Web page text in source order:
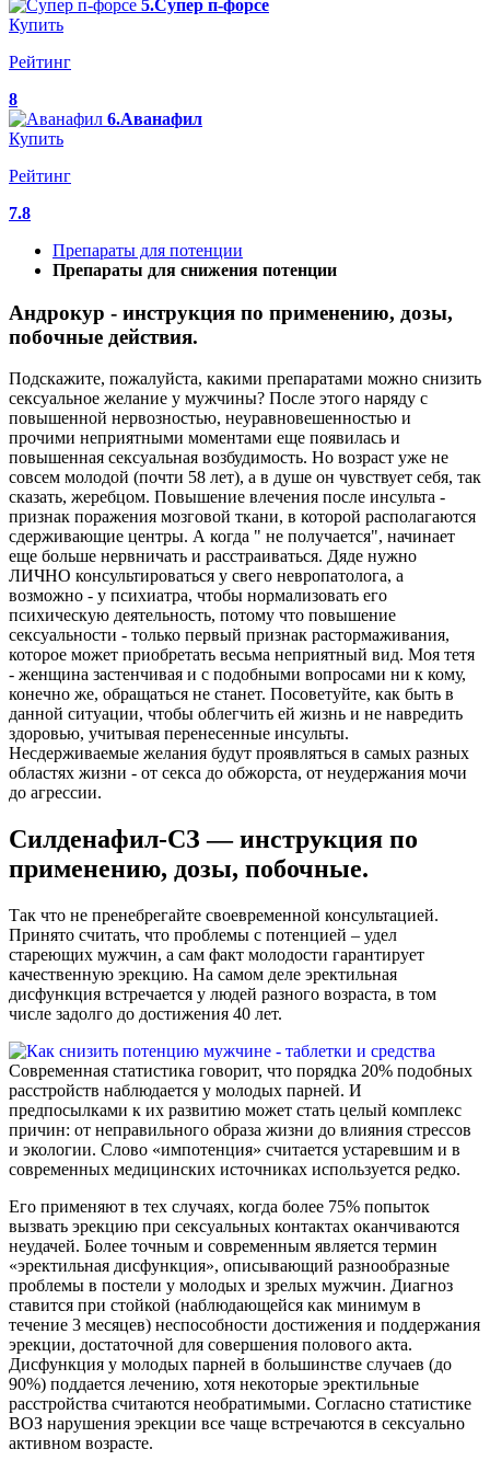
5.Супер п-форсе
Купить
Рейтинг
8
6.Аванафил
Купить
Рейтинг
7.8
Препараты для потенции
Препараты для снижения потенции
Андрокур - инструкция по применению, дозы,
побочные действия.
Подскажите, пожалуйста, какими препаратами можно снизить
сексуальное желание у мужчины? После этого наряду с
повышенной нервозностью, неуравновешенностью и
прочими неприятными моментами еще появилась и
повышенная сексуальная возбудимость. Но возраст уже не
совсем молодой (почти 58 лет), а в душе он чувствует себя, так
сказать, жеребцом. Повышение влечения после инсульта -
признак поражения мозговой ткани, в которой располагаются
сдерживающие центры. А когда " не получается", начинает
еще больше нервничать и расстраиваться. Дяде нужно
ЛИЧНО консультироваться у свего невропатолога, а
возможно - у психиатра, чтобы нормализовать его
психическую деятельность, потому что повышение
сексуальности - только первый признак растормаживания,
которое может приобретать весьма неприятный вид. Моя тетя
- женщина застенчивая и с подобными вопросами ни к кому,
конечно же, обращаться не станет. Посоветуйте, как быть в
данной ситуации, чтобы облегчить ей жизнь и не навредить
здоровью, учитывая перенесенные инсульты.
Несдерживаемые желания будут проявляться в самых разных
областях жизни - от секса до обжорста, от неудержания мочи
до агрессии.
Силденафил-СЗ — инструкция по
применению, дозы, побочные.
Так что не пренебрегайте своевременной консультацией.
Принято считать, что проблемы с потенцией – удел
стареющих мужчин, а сам факт молодости гарантирует
качественную эрекцию. На самом деле эректильная
дисфункция встречается у людей разного возраста, в том
числе задолго до достижения 40 лет.
Современная статистика говорит, что порядка 20% подобных
расстройств наблюдается у молодых парней. И
предпосылками к их развитию может стать целый комплекс
причин: от неправильного образа жизни до влияния стрессов
и экологии. Слово «импотенция» считается устаревшим и в
современных медицинских источниках используется редко.
Его применяют в тех случаях, когда более 75% попыток
вызвать эрекцию при сексуальных контактах оканчиваются
неудачей. Более точным и современным является термин
«эректильная дисфункция», описывающий разнообразные
проблемы в постели у молодых и зрелых мужчин. Диагноз
ставится при стойкой (наблюдающейся как минимум в
течение 3 месяцев) неспособности достижения и поддержания
эрекции, достаточной для совершения полового акта.
Дисфункция у молодых парней в большинстве случаев (до
90%) поддается лечению, хотя некоторые эректильные
расстройства считаются необратимыми. Согласно статистике
ВОЗ нарушения эрекции все чаще встречаются в сексуально
активном возрасте.